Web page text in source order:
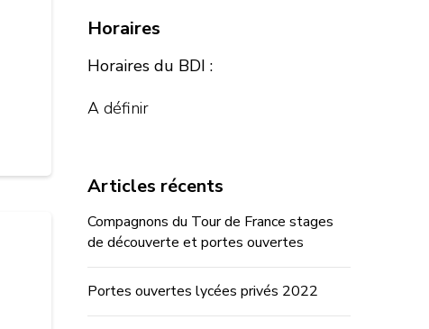
Horaires
Horaires du BDI :
A définir
Articles récents
Compagnons du Tour de France stages
de découverte et portes ouvertes
Portes ouvertes lycées privés 2022